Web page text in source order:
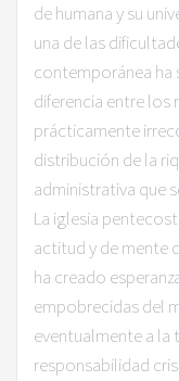
de humana y su
una de las
contemporánea
diferencia entre los
prácticamente
distribución de la
administrativa que
La iglesia
actitud y de mente
ha creado
empobrecidas del
eventualmente a la
responsabilidad